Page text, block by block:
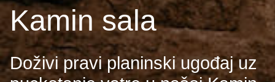
Kamin sala
Doživi pravi planinski ugođaj uz